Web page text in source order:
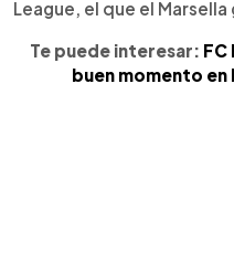
League, el que el Marsella
Te puede interesar: FC
buen momento en